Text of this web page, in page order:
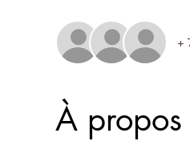
+
À